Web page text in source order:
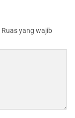
Ruas yang wajib